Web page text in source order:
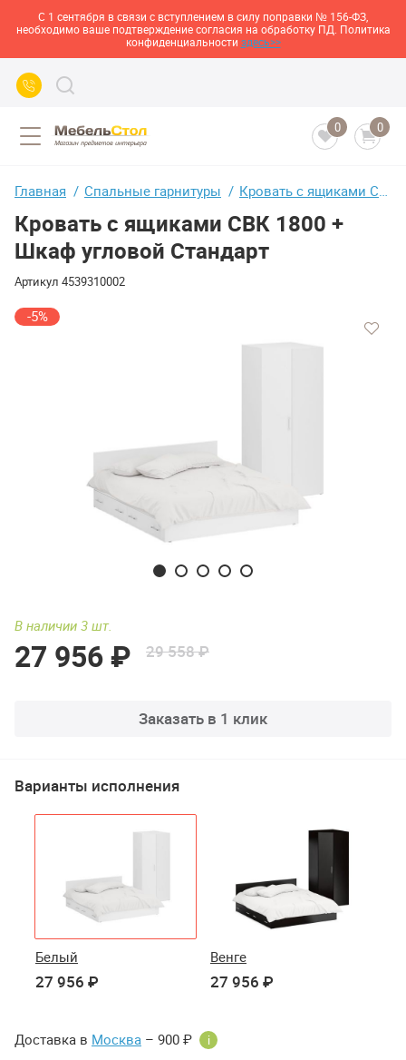
С 1 сентября в связи с вступлением в силу поправки № 156-ФЗ,
необходимо ваше подтверждение согласия на обработку ПД. Политика
конфиденциальности здесь>>
0 0
Главная Спальные гарнитуры Кровать с ящиками СВК 1800 + Шкаф угловой Стандарт
Кровать с ящиками СВК 1800 +
Шкаф угловой Стандарт
Артикул 4539310002
-5%
В наличии 3 шт.
27 956 ₽ 29 558 ₽
Заказать в 1 клик
Варианты исполнения
Белый
27 956 ₽
Венге
27 956 ₽
Доставка в Москва – 900 ₽ i